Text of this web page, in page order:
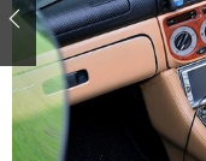
自動車豆知識
鈑金・塗装
ディテイリング
ヘッドライト磨き
フィルム・ラッピン
鈑金・塗装
小キズ直し
特集記事
ストップ 不具合修理＆
ショップ紹介